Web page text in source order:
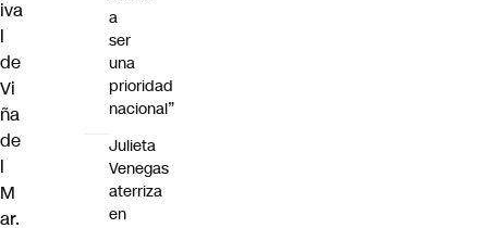
iva
l
de
Vi
ña
de
l
M
ar.
a
ser
una
prioridad
nacional”
Julieta
Venegas
aterriza
en